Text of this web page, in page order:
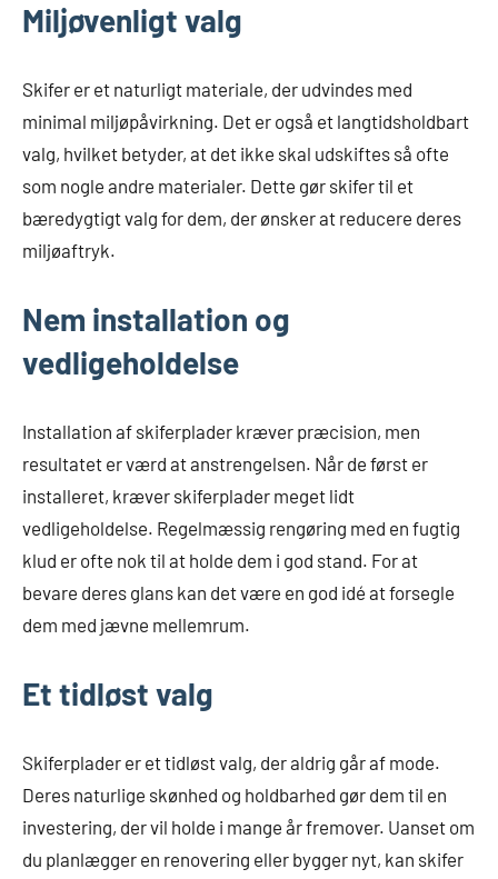
Miljøvenligt valg
Skifer er et naturligt materiale, der udvindes med
minimal miljøpåvirkning. Det er også et langtidsholdbart
valg, hvilket betyder, at det ikke skal udskiftes så ofte
som nogle andre materialer. Dette gør skifer til et
bæredygtigt valg for dem, der ønsker at reducere deres
miljøaftryk.
Nem installation og
vedligeholdelse
Installation af skiferplader kræver præcision, men
resultatet er værd at anstrengelsen. Når de først er
installeret, kræver skiferplader meget lidt
vedligeholdelse. Regelmæssig rengøring med en fugtig
klud er ofte nok til at holde dem i god stand. For at
bevare deres glans kan det være en god idé at forsegle
dem med jævne mellemrum.
Et tidløst valg
Skiferplader er et tidløst valg, der aldrig går af mode.
Deres naturlige skønhed og holdbarhed gør dem til en
investering, der vil holde i mange år fremover. Uanset om
du planlægger en renovering eller bygger nyt, kan skifer